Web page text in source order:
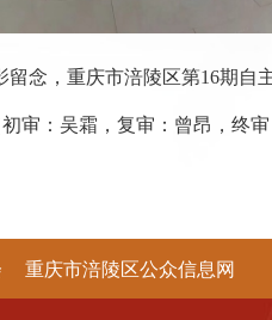
留念，重庆市涪陵区第16期自
初审：吴霜，复审：曾昂，终
重庆市涪陵区公众信息网